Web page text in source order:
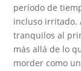
período de
incluso irritado.
tranquilos al
más allá de lo
morder como